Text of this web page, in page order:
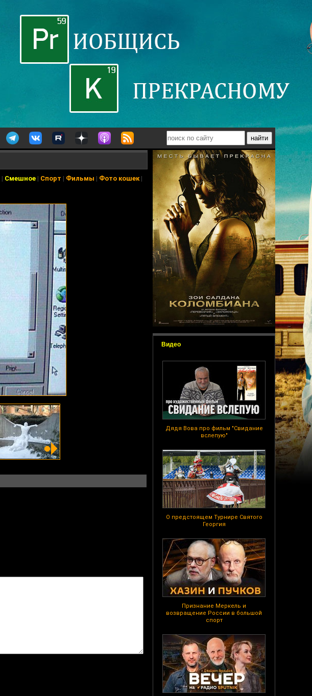
Видео
Дядя Вова про фильм "Свидание
вслепую"
О предстоящем Турнире Святого
Георгия
Признание Меркель и
возвращение России в большой
спорт
| Смешное| Спорт | Фильмы | Фото кошек|